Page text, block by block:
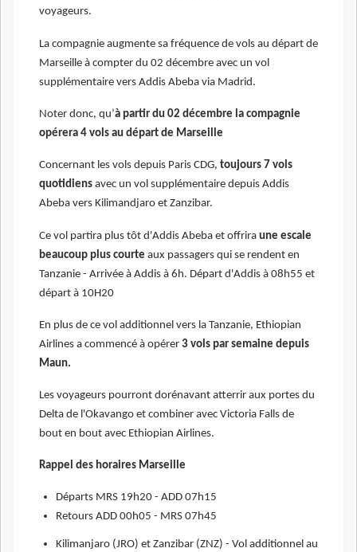
voyageurs.
La compagnie augmente sa fréquence de vols au départ de
Marseille à compter du 02 décembre avec un vol
supplémentaire vers Addis Abeba via Madrid.
Noter donc, qu’à partir du 02 décembre la compagnie
opérera 4 vols au départ de Marseille
Concernant les vols depuis Paris CDG, toujours 7 vols
quotidiens avec un vol supplémentaire depuis Addis
Abeba vers Kilimandjaro et Zanzibar.
Ce vol partira plus tôt d'Addis Abeba et offrira une escale
beaucoup plus courte aux passagers qui se rendent en
Tanzanie - Arrivée à Addis à 6h. Départ d'Addis à 08h55 et
départ à 10H20
En plus de ce vol additionnel vers la Tanzanie, Ethiopian
Airlines a commencé à opérer 3 vols par semaine depuis
Maun.
Les voyageurs pourront dorénavant atterrir aux portes du
Delta de l'Okavango et combiner avec Victoria Falls de
bout en bout avec Ethiopian Airlines.
Rappel des horaires Marseille
Départs MRS 19h20 - ADD 07h15
Retours ADD 00h05 - MRS 07h45
Kilimanjaro (JRO) et Zanzibar (ZNZ) - Vol additionnel au